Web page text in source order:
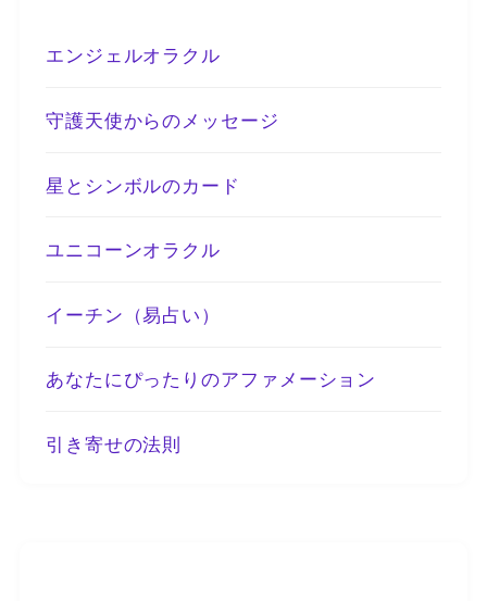
エンジェルオラクル
守護天使からのメッセージ
星とシンボルのカード
ユニコーンオラクル
イーチン（易占い）
あなたにぴったりのアファメーション
引き寄せの法則